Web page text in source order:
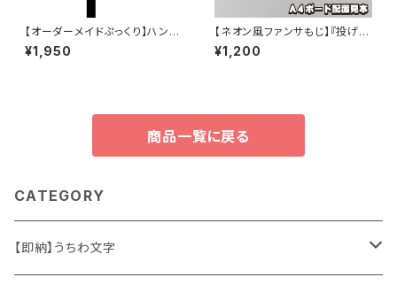
【オーダーメイドぷっくり】ハング
ル専用 【ボード&うちわ文字】
¥1,950
【ネオン風ファンサもじ】『投げキ
スして [손키스 해줘]【ボード&
うちわ文字】
¥1,200
商品一覧に戻る
CATEGORY
【即納】うちわ文字